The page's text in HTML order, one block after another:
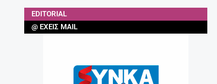
EDITORIAL
@ ΈΧΕΙΣ MAIL